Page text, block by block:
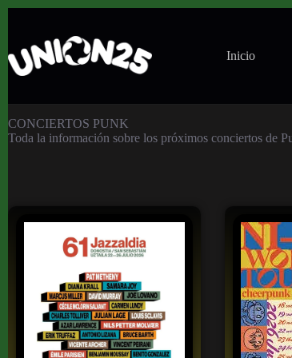
Inicio
Conciertos Punk
CONCIERTOS PUNK
Toda la información sobre los próximos conciertos de